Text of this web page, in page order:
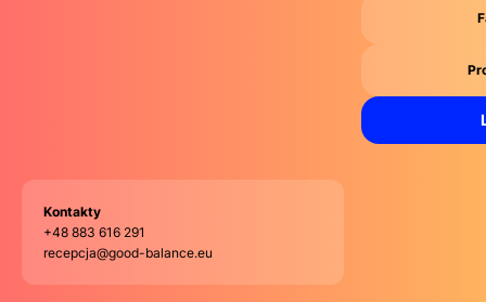
Kontakty
+48 883 616 291
recepcja@good-balance.eu